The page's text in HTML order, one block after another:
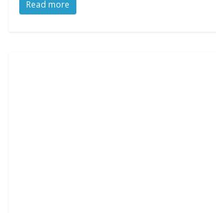
дляRead more